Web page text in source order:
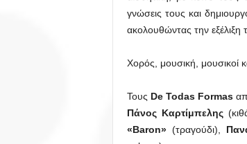
γνώσεις τους και
ακολουθώντας την εξέλιξη
Χορός, μουσική, μουσικοί
Τους De Todas Formas
Πάνος Καρτίμπελης
«Baron»(τραγούδι),